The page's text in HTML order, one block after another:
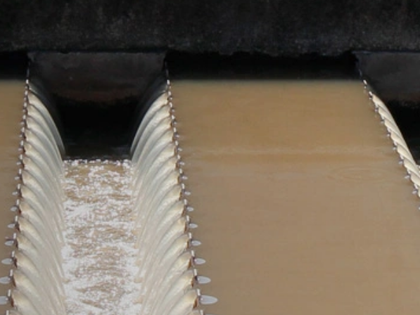
Google Analytics clicando no link a seguir. Uma cookie de opção será definido para
o Google Analytics trata os dados do usuário, consulte a política de privacidade do Google:
answer/6004245?hl=en
para terceirizar o processamento de dados e implementar totalmente os requisitos
o Google Analytics.
que são operados pelo Google. O operador das páginas é o YouTube LLC, 901 Cherry
páginas com um plug-in do YouTube, será estabelecida uma conexão com os seus
as nossas páginas visitou. Se está conectado à sua conta do YouTube, este permite
pessoal. Pode evitar isto fazendo logout da sua conta. O YouTube é usado para
justificado nos termos do art. 6 Parágrafo 1 (f) GDPR. Mais informações sobre o
de proteção de dados do YouTube, em:
privacy.